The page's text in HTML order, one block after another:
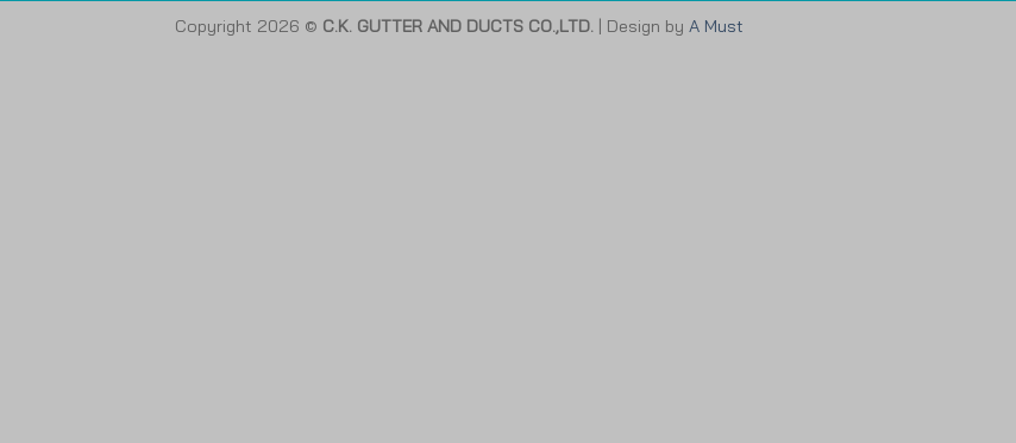
Copyright 2026 © C.K. GUTTER AND DUCTS CO.,LTD. | Design by A Must